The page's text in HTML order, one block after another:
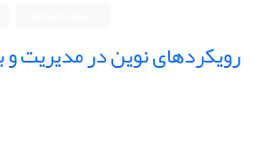
رویکردهای نوین در مدیریت و